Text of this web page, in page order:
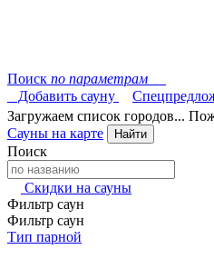
Поиск по параметрам
Добавить сауну
Загружаем список городов...
Сауны на карте
Найти
Поиск
Скидки на сауны
Фильтр саун
Фильтр саун
Тип парной